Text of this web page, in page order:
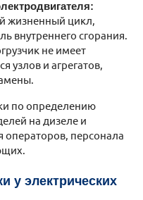
жизненный цикл,
внутреннего сгорания.
не имеет
узлов и агрегатов,
по определению
на дизеле и
операторов, персонала
у электрических